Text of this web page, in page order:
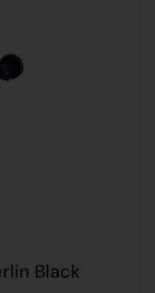
Black